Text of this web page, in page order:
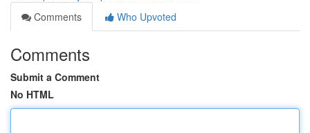
Comments
Who Upvoted
Comments
Submit a Comment
No HTML